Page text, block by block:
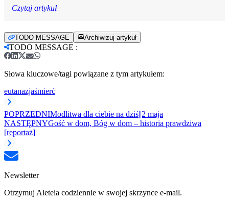
Czytaj artykuł
TODO MESSAGE Archiwizuj artykuł
TODO MESSAGE :
Słowa kluczowe/tagi powiązane z tym artykułem:
eutanazjaśmierć
POPRZEDNIModlitwa dla ciebie na dziś||2 maja
NASTĘPNYGość w dom, Bóg w dom – historia prawdziwa
[reportaż]
Newsletter
Otrzymuj Aleteia codziennie w swojej skrzynce e-mail.